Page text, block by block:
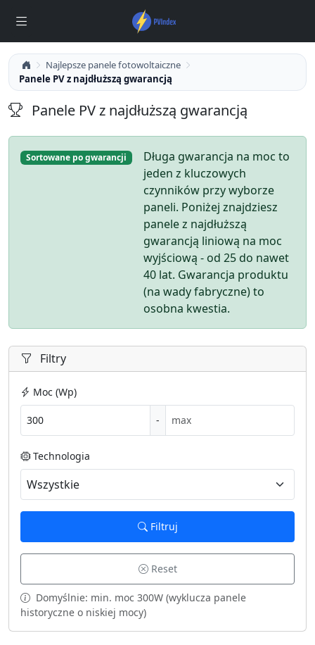
Najlepsze panele fotowoltaiczne
Panele PV z najdłuższą gwarancją
Panele PV z najdłuższą gwarancją
Sortowane po gwarancji
Długa gwarancja na moc to
jeden z kluczowych
czynników przy wyborze
paneli. Poniżej znajdziesz
panele z najdłuższą
gwarancją liniową na moc
wyjściową - od 25 do nawet
40 lat. Gwarancja produktu
(na wady fabryczne) to
osobna kwestia.
Filtry
Moc (Wp)
-
Technologia
Filtruj
Reset
Domyślnie: min. moc 300W (wyklucza panele
historyczne o niskiej mocy)